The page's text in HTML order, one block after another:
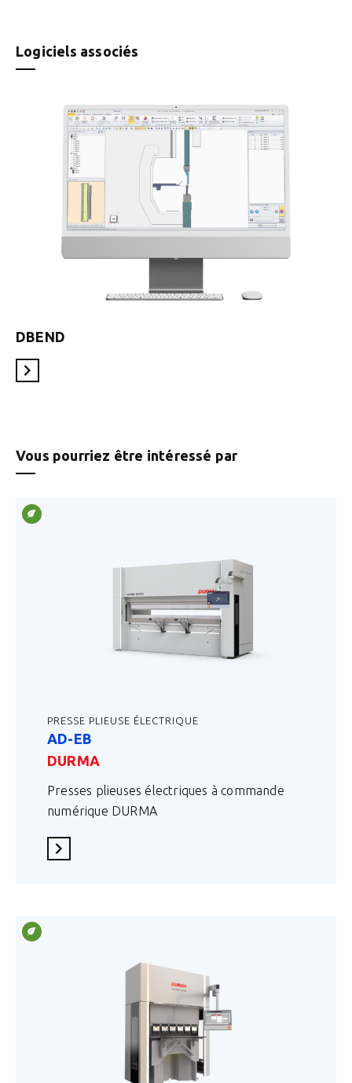
Logiciels associés
DBEND
En savoir plus
Vous pourriez être intéressé par
PRESSE PLIEUSE ÉLECTRIQUE
AD-EB
DURMA
Presses plieuses électriques à commande
numérique DURMA
En savoir plus